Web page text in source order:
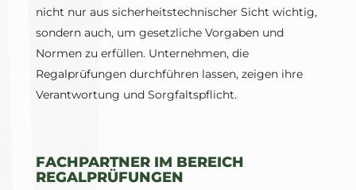
nicht nur aus sicherheitstechnischer Sicht wichtig,
sondern auch, um gesetzliche Vorgaben und
Normen zu erfüllen. Unternehmen, die
Regalprüfungen durchführen lassen, zeigen ihre
Verantwortung und Sorgfaltspflicht.
FACHPARTNER IM BEREICH
REGALPRÜFUNGEN